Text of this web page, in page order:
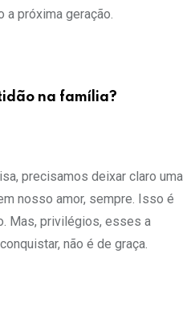
a próxima geração.
na família?
precisamos deixar claro uma
nosso amor, sempre. Isso é
Mas, privilégios, esses a
não é de graça.